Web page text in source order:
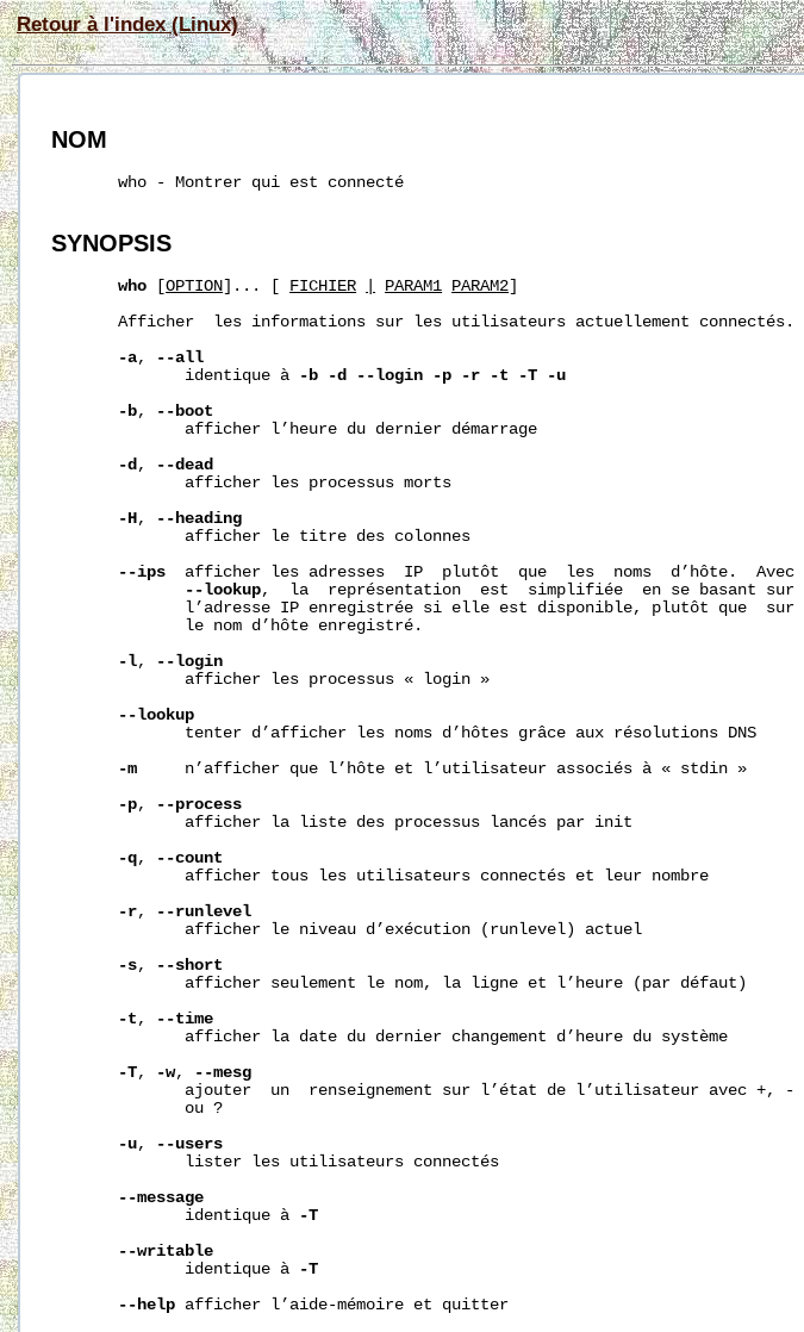
Retour à l'index (Linux)
NOM
       who - Montrer qui est connecté
SYNOPSIS
who [OPTION]... [ FICHIER PARAM1 PARAM2]
       Afficher  les informations sur les utilisateurs actuellement connectés.
-a,
--all
              identique à
-b -d --login -p -r -t -T
-u
-b,
--boot
              afficher l’heure du dernier démarrage
-d ,
--dead
              afficher les processus morts
-H,
--heading
              afficher le titre des colonnes
--ips
  afficher les adresses  IP  plutôt  que  les  noms  d’hôte.  Avec
--lookup,  la  représentation  est  simplifiée  en se basant sur
              l’adresse IP enregistrée si elle est disponible, plutôt que  sur
              le nom d’hôte enregistré.
-l,
--login
              afficher les processus « login »
--lookup
              tenter d’afficher les noms d’hôtes grâce aux résolutions DNS
-m
     n’afficher que l’hôte et l’utilisateur associés à « stdin »
-p,
--process
              afficher la liste des processus lancés par init
-q,
--count
              afficher tous les utilisateurs connectés et leur nombre
-r,
--runlevel
              afficher le niveau d’exécution (runlevel) actuel
-s,
--short
              afficher seulement le nom, la ligne et l’heure (par défaut)
-t ,
--time
              afficher la date du dernier changement d’heure du système
-T, -w,
--mesg
              ajouter  un  renseignement sur l’état de l’utilisateur avec +, -
              ou ?
-u,
--users
              lister les utilisateurs connectés
--message
              identique à
-T
--writable
              identique à
-T
--help afficher l’aide-mémoire et quitter